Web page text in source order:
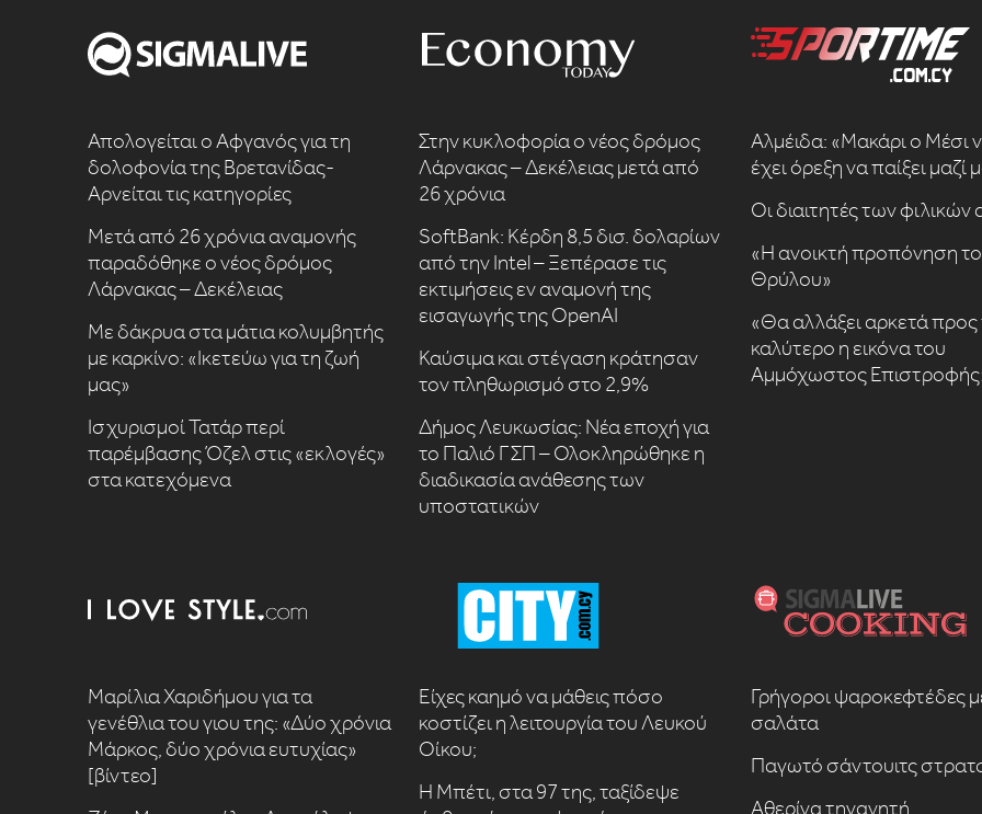
Απολογείται ο Αφγανός για τη
δολοφονία της Βρετανίδας-
Αρνείται τις κατηγορίες
Μετά από 26 χρόνια αναμονής
παραδόθηκε ο νέος δρόμος
Λάρνακας – Δεκέλειας
Με δάκρυα στα μάτια κολυμβητής
με καρκίνο: «Ικετεύω για τη ζωή
μας»
Ισχυρισμοί Τατάρ περί
παρέμβασης Όζελ στις «εκλογές»
στα κατεχόμενα
Στην κυκλοφορία ο νέος δρόμος
Λάρνακας – Δεκέλειας μετά από
26 χρόνια
SoftBank: Κέρδη 8,5 δισ. δολαρίων
από την Intel – Ξεπέρασε τις
εκτιμήσεις εν αναμονή της
εισαγωγής της OpenAI
Καύσιμα και στέγαση κράτησαν
τον πληθωρισμό στο 2,9%
Δήμος Λευκωσίας: Νέα εποχή για
το Παλιό ΓΣΠ – Ολοκληρώθηκε η
διαδικασία ανάθεσης των
υποστατικών
Αλμέιδα: «Μακάρι ο Μέσι
έχει όρεξη να παίξει μαζί
Οι διαιτητές των
«Η ανοικτή προπόνηση
Θρύλου»
«Θα αλλάξει αρκετά προς
καλύτερο η εικόνα του
Αμμόχωστος
Μαρίλια Χαριδήμου για τα
γενέθλια του γιου της: «Δύο χρόνια
Μάρκος, δύο χρόνια ευτυχίας»
[βίντεο]
Είχες καημό να μάθεις πόσο
κοστίζει η λειτουργία του Λευκού
Οίκου;
Η Μπέτι, στα 97 της, ταξίδεψε
Γρήγοροι ψαροκεφτέδες
σαλάτα
Παγωτό σάντουιτς
Αθερίνα τηγανητή